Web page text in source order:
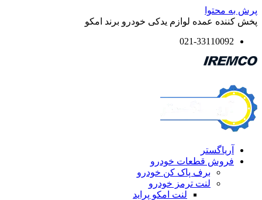
عمده لوازم یدکی خودرو برند امکو
021-
قطعات خودرو
برف پاک کن خودرو
لنت ترمز خودرو
لنت امکو پراید